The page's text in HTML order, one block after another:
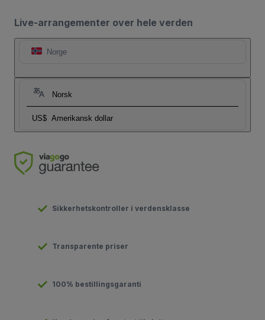
Live-arrangementer over hele verden
Norge
Norsk
US$ Amerikansk dollar
Sikkerhetskontroller i verdensklasse
Transparente priser
100% bestillingsgaranti